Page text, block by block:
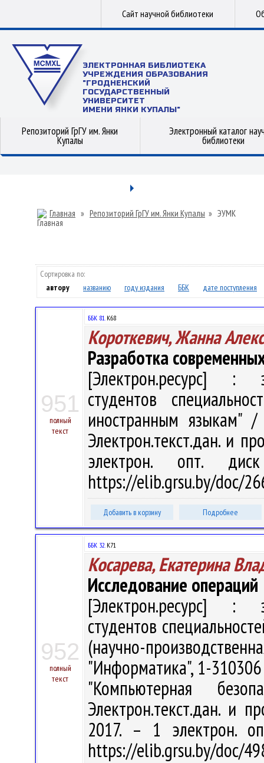
Сайт научной библиотеки
ЭЛЕКТРОННАЯ БИБЛИОТЕКА
УЧРЕЖДЕНИЯ ОБРАЗОВАНИЯ
"ГРОДНЕНСКИЙ
ГОСУДАРСТВЕННЫЙ
УНИВЕРСИТЕТ
ИМЕНИ ЯНКИ КУПАЛЫ"
Репозиторий ГрГУ им. Янки
Купалы
Электронный каталог
библиотеки
Главная » Репозиторий ГрГУ им. Янки Купалы » ЭУМК
Сортировка по:
автору
названию году издания ББК дате поступления
951
полный
текст
ББК 81.К68
Короткевич, Жанна
Разработка
[Электрон.ресурс] :
студентов
иностранным языкам"
Электрон.текст.дан. и
электрон. опт.
https://elib.grsu.by/doc/
Добавить в корзину Подробнее
952
полный
текст
ББК 32.К71
Косарева, Екатерина
Исследование операций
[Электрон.ресурс] :
студентов
(научно-
"Информатика", 1-
"Компьютерная
Электрон.текст.дан. и
2017. – 1 электрон.
https://elib.grsu.by/doc/